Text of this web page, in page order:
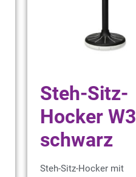
Steh-Sitz-
Hocker W3
schwarz
Steh-Sitz-Hocker mit